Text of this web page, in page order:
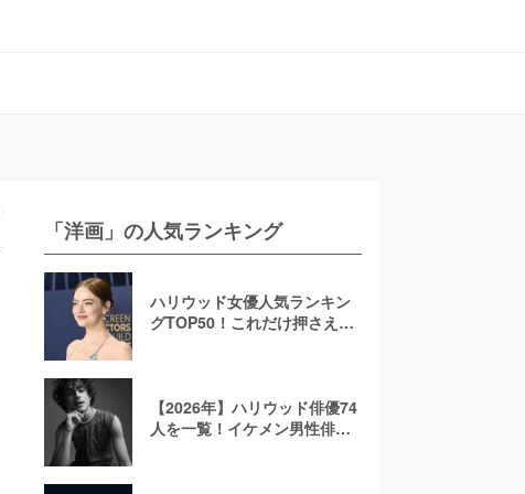
「洋画」の人気ランキング
ハリウッド女優人気ランキン
グTOP50！これだけ押さえれ
【2026年】ハリウッド俳優74
人を一覧！イケメン男性俳優